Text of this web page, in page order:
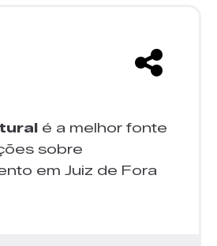
é a melhor fonte
sobre
em Juiz de Fora